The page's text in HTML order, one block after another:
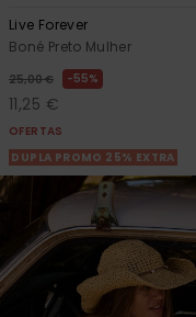
Live Forever
Boné Preto Mulher
25,00 € 55%
11,25 €
OFERTAS
DUPLA PROMO 25% EXTRA